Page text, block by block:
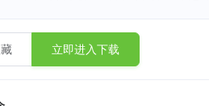
立即进入下载